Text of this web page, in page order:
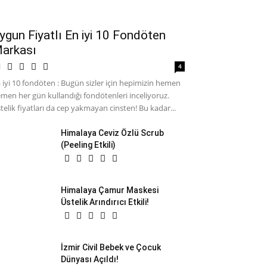
Fiyatlı En iyi 10 Fondöten
4
iyi 10 fondöten : Bugün sizler için hepimizin hemen
her gün kullandığı fondötenleri inceliyoruz.
fiyatları da cep yakmayan cinsten! Bu kadar...
Himalaya Ceviz Özlü Scrub
(Peeling Etkili)
Himalaya Çamur Maskesi
Üstelik Arındırıcı Etkili!
İzmir Civil Bebek ve Çocuk
Dünyası Açıldı!